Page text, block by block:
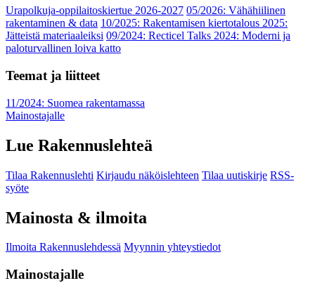
Urapolkuja-oppilaitoskiertue 2026-2027 05/2026: Vähähiilinen
rakentaminen & data 10/2025: Rakentamisen kiertotalous 2025:
Jätteistä materiaaleiksi 09/2024: Recticel Talks 2024: Moderni ja
paloturvallinen loiva katto
Teemat ja liitteet
11/2024: Suomea rakentamassa
Mainostajalle
Lue Rakennuslehteä
Tilaa Rakennuslehti Kirjaudu näköislehteen Tilaa uutiskirje RSS-
syöte
Mainosta & ilmoita
Ilmoita Rakennuslehdessä Myynnin yhteystiedot
Mainostajalle